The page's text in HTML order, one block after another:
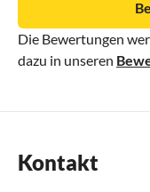
Die Bewertungen
dazu in unseren
Kontakt